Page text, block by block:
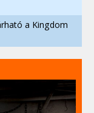
a Kingdom